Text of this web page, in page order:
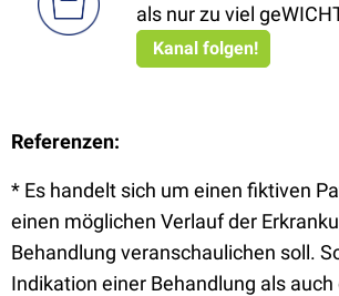
als nur zu viel
Kanal folgen!
Referenzen:
* Es handelt sich um einen fiktiven
einen möglichen Verlauf der
Behandlung veranschaulichen soll.
Indikation einer Behandlung als